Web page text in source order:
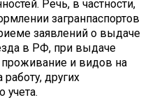
Речь, в частности,
загранпаспортов
заявлений о выдаче
в РФ, при выдаче
и видов на
других
учета.